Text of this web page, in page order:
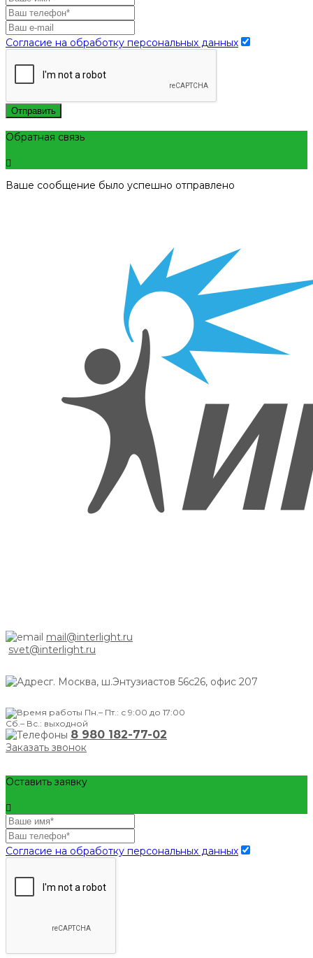
Согласие на обработку персональных данных
Отправить
Обратная связь
Ваше сообщение было успешно отправлено
mail@interlight.ru
svet@interlight.ru
г. Москва, ш.Энтузиастов 56с26, офис 207
Пн.– Пт.: с 9:00 до 17:00
Сб.– Вс.: выходной
8 980 182-77-02
Заказать звонок
Оставить заявку
Согласие на обработку персональных данных